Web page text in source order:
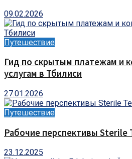
09.02.2026
Путешествие
Гид по скрытым платежам и
услугам в Тбилиси
27.01.2026
Путешествие
Рабочие перспективы
23.12.2025